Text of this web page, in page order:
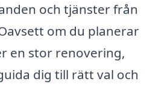
och tjänster från
om du planerar
en stor renovering,
dig till rätt val och